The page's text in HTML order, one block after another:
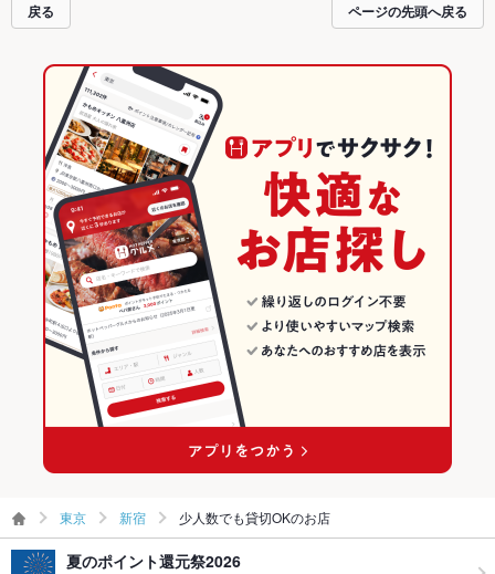
戻る ページの先頭へ戻る
東京 新宿 少人数でも貸切OKのお店
夏のポイント還元祭2026